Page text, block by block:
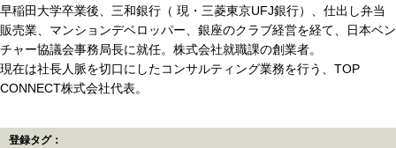
早稲田大学卒業後、三和銀行（ 現・三菱東京UFJ銀行）、仕出し弁当
販売業、マンションデベロッパー、銀座のクラブ経営を経て、日本ベン
チャー協議会事務局長に就任。株式会社就職課の創業者。
現在は社長人脈を切口にしたコンサルティング業務を行う、TOP
CONNECT株式会社代表。
登録タグ：